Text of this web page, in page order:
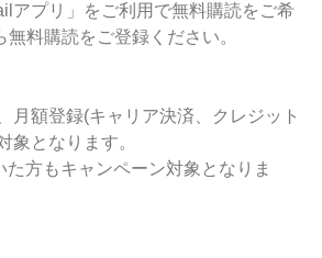
アプリ」をご利用で無料購読をご希
料購読をご登録ください。
月額登録(キャリア決済、クレジット
象となります。
方もキャンペーン対象となりま